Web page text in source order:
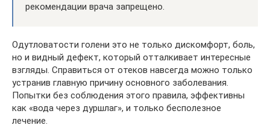
рекомендации врача запрещено.
Одутловатости голени это не только дискомфорт, боль,
но и видный дефект, который отталкивает интересные
взгляды. Справиться от отеков навсегда можно только
устранив главную причину основного заболевания.
Попытки без соблюдения этого правила, эффективны
как «вода через дуршлаг», и только бесполезное
лечение.